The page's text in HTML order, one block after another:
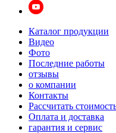
Каталог продукции
Видео
Фото
Последние работы
отзывы
о компании
Контакты
Рассчитать
Оплата и доставка
гарантия и сервис